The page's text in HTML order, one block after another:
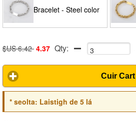
(width 6mm, length
50cm)
Bracelet - Steel color
(width 6mm, length
20cm)
$US 6.42 4.37 Qty:
Cuir Cart
*seolta: Laistigh de 5 lá